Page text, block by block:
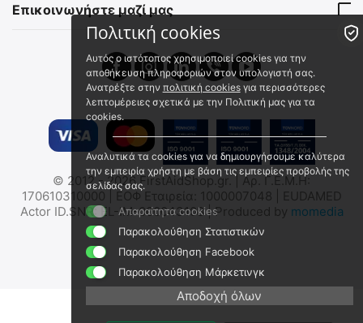
€2.00
(χωρίς ΦΠΑ)
€19.95
€ 16.09
✔
MIL-TEC Μεταλλικό Κουτί
Αποθήκευσης
Πυρομαχικών/Φαρμάκων/
Εξοπλισμού - (Με
Επιγραφή/Χακί/Μεγάλο)
15963300
Άμεσα διαθέσιμο
Αποστολή εντός 24 ωρών
(χωρίς ΦΠΑ)
MIL-TEC Μεταλλικό Κουτί
Αποθήκευσης
Πυρομαχικών/Φαρμάκων/
Εξοπλισμού - (Με
Επιγραφή/Χακί/Μικρό)
15963100
Άμεσα διαθέσιμο
Αποστολή εντός 24 ωρών
€
€ 22.58 (χωρίς ΦΠΑ)
Επικοινωνήστε μαζί μας
© 2012 - 2026 FirstAidShop.gr. | Αρ. Γ.Ε.Μ.Η:
170610310000 | ΕΟΦ Εταιρεία: 1000007048 | EUDAMED
Actor ID.SNR: EL-IM-000043108 | Produced by momedia
Πολιτική cookies
Αυτός ο ιστότοπος χρησιμοποιεί cookies για την
αποθήκευση πληροφοριών στον υπολογιστή σας.
Ανατρέξτε στην πολιτική cookiesγια περισσότερες
λεπτομέρειες σχετικά με την Πολιτική μας για τα
cookies.
Αναλυτικά τα cookies για να δημιουργήσουμε καλύτερα
την εμπειρία χρήστη με βάση τις εμπειρίες προβολής της
σελίδας σας.
Απαραίτητα cookies
Παρακολούθηση Στατιστικών
Παρακολούθηση Facebook
Παρακολούθηση Μάρκετινγκ
Αποδοχή όλων